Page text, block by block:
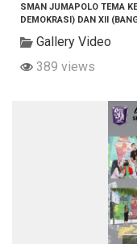
SMAN JUMAPOLO TEMA
DEMOKRASI) DAN XII
Gallery Video
389 views